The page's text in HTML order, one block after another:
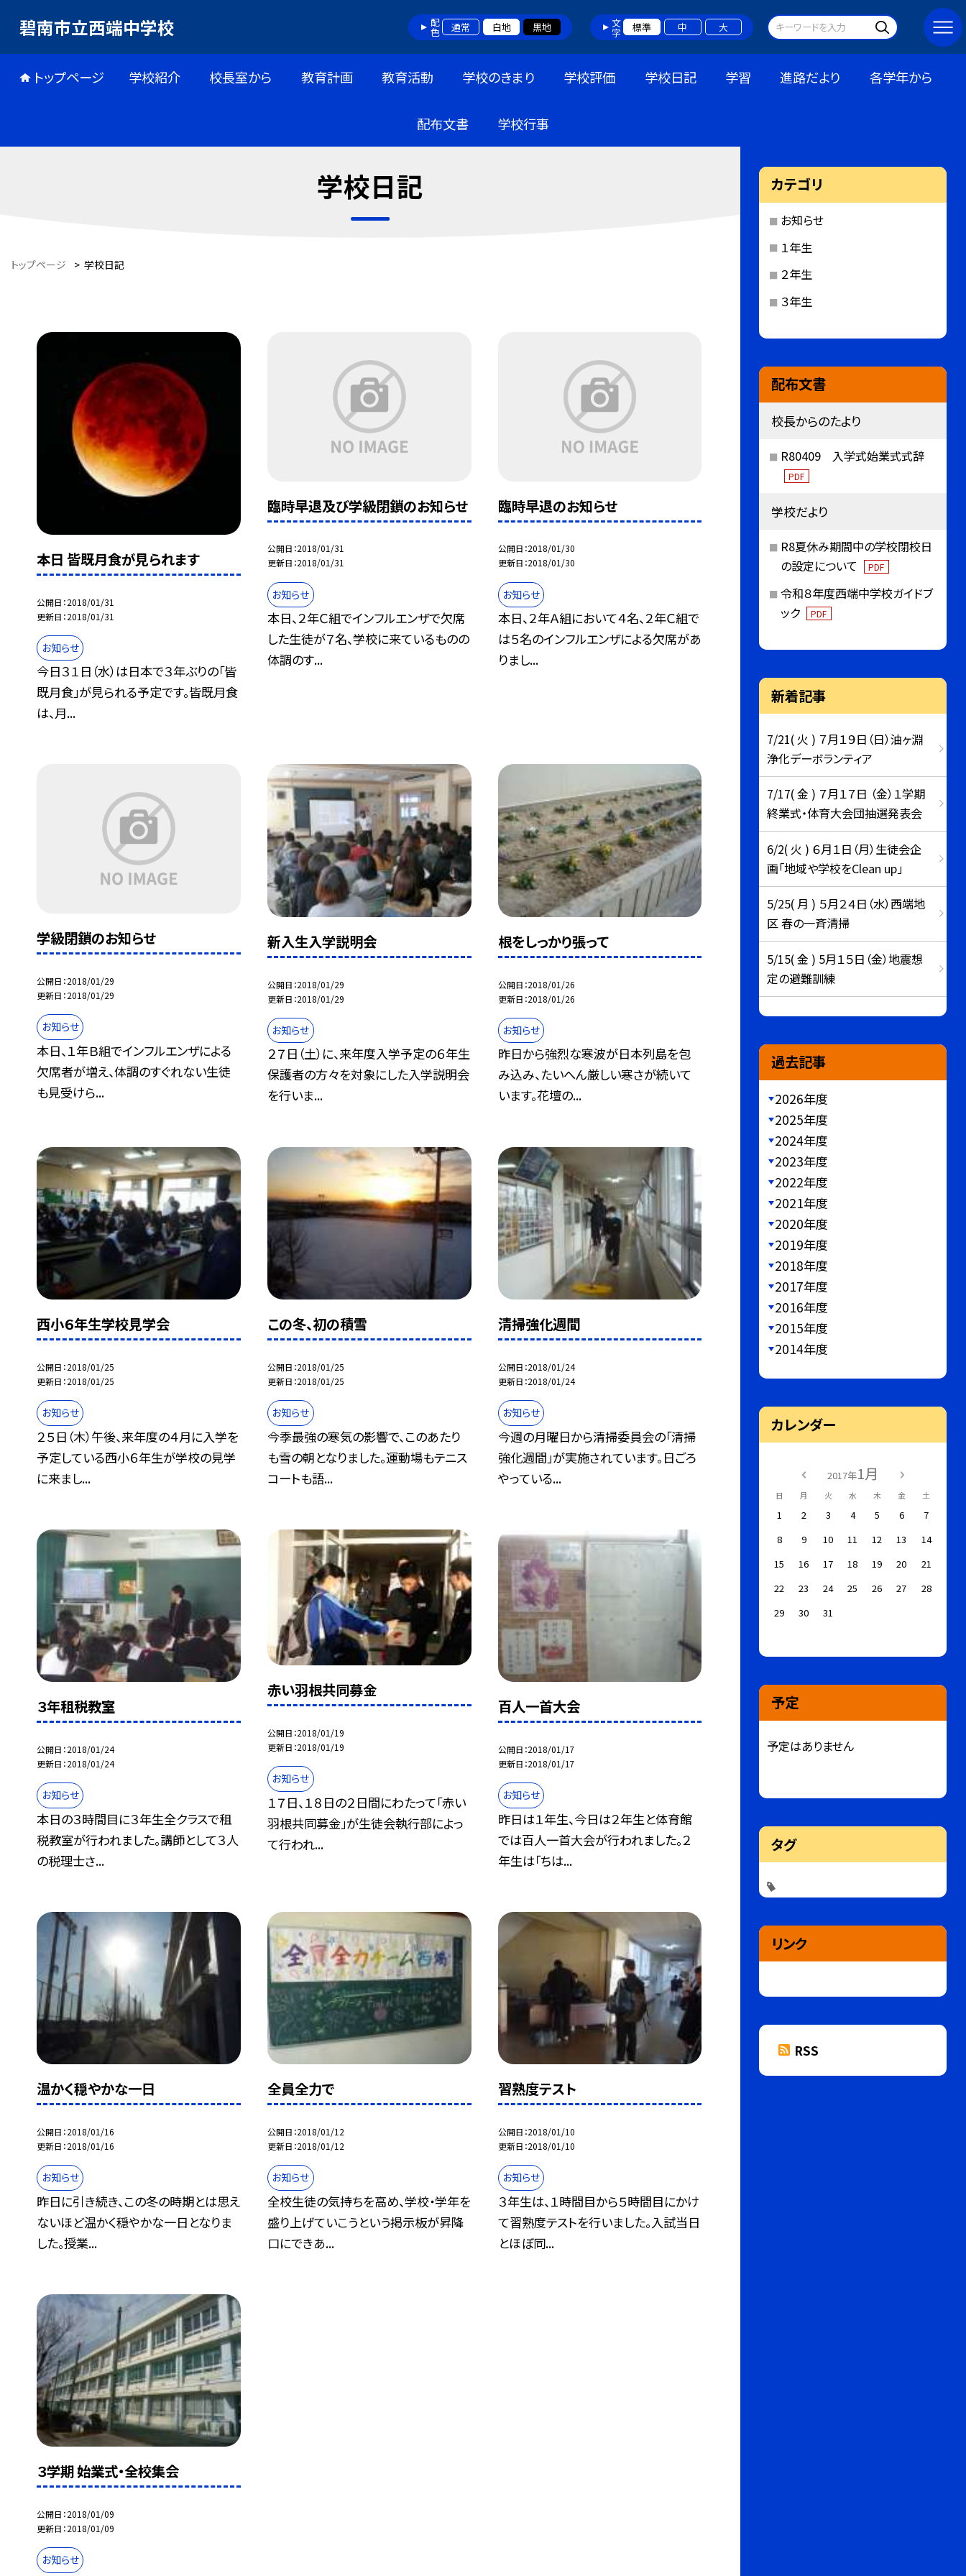
碧南市立西端中学校 配色 通常 白地 黒地 文字 標準 中 大
トップページ 学校紹介 校長室から 教育計画 教育活動 学校のきまり 学校評価 学校日記 学習 進路だより 各学年から
配布文書 学校行事
学校日記
トップページ > 学校日記
本日 皆既月食が見られます
公開日 2018/01/31
更新日 2018/01/31
お知らせ
今日３１日（水）は日本で３年ぶりの「皆
既月食」が見られる予定です。皆既月食
は、月...
臨時早退及び学級閉鎖のお知らせ
公開日 2018/01/31
更新日 2018/01/31
お知らせ
本日、２年Ｃ組でインフルエンザで欠席
した生徒が７名、学校に来ているものの
体調のす...
臨時早退のお知らせ
公開日 2018/01/30
更新日 2018/01/30
お知らせ
本日、２年Ａ組において４名、２年Ｃ組で
は５名のインフルエンザによる欠席があ
りまし...
学級閉鎖のお知らせ
公開日 2018/01/29
更新日 2018/01/29
お知らせ
本日、１年Ｂ組でインフルエンザによる
欠席者が増え、体調のすぐれない生徒
も見受けら...
新入生入学説明会
公開日 2018/01/29
更新日 2018/01/29
お知らせ
２７日（土）に、来年度入学予定の６年生
保護者の方々を対象にした入学説明会
を行いま...
根をしっかり張って
公開日 2018/01/26
更新日 2018/01/26
お知らせ
昨日から強烈な寒波が日本列島を包
み込み、たいへん厳しい寒さが続いて
います。花壇の...
西小６年生学校見学会
公開日 2018/01/25
更新日 2018/01/25
お知らせ
２５日（木）午後、来年度の４月に入学を
予定している西小６年生が学校の見学
に来まし...
この冬、初の積雪
公開日 2018/01/25
更新日 2018/01/25
お知らせ
今季最強の寒気の影響で、このあたり
も雪の朝となりました。運動場もテニス
コートも語...
清掃強化週間
公開日 2018/01/24
更新日 2018/01/24
お知らせ
今週の月曜日から清掃委員会の「清掃
強化週間」が実施されています。日ごろ
やっている...
３年租税教室
公開日 2018/01/24
更新日 2018/01/24
お知らせ
本日の３時間目に３年生全クラスで租
税教室が行われました。講師として３人
の税理士さ...
赤い羽根共同募金
公開日 2018/01/19
更新日 2018/01/19
お知らせ
１７日、１８日の２日間にわたって「赤い
羽根共同募金」が生徒会執行部によっ
て行われ...
百人一首大会
公開日 2018/01/17
更新日 2018/01/17
お知らせ
昨日は１年生、今日は２年生と体育館
では百人一首大会が行われました。２
年生は「ちは...
温かく穏やかな一日
公開日 2018/01/16
更新日 2018/01/16
お知らせ
昨日に引き続き、この冬の時期とは思え
ないほど温かく穏やかな一日となりま
した。授業...
全員全力で
公開日 2018/01/12
更新日 2018/01/12
お知らせ
全校生徒の気持ちを高め、学校・学年を
盛り上げていこうという掲示板が昇降
口にできあ...
習熟度テスト
公開日 2018/01/10
更新日 2018/01/10
お知らせ
３年生は、１時間目から５時間目にかけ
て習熟度テストを行いました。入試当日
とほぼ同...
３学期 始業式・全校集会
公開日 2018/01/09
更新日 2018/01/09
お知らせ
カテゴリ
お知らせ
１年生
２年生
３年生
配布文書
校長からのたより
R80409 入学式始業式式辞
PDF
学校だより
R8夏休み期間中の学校閉校日
の設定について
PDF
令和８年度西端中学校ガイドブ
ック
PDF
新着記事
7/21( 火 ) ７月１９日（日）油ヶ淵
浄化デーボランティア
7/17( 金 ) ７月１７日 （金）１学期
終業式・体育大会団抽選発表会
6/2( 火 ) ６月１日（月）生徒会企
画「地域や学校をClean up」
5/25( 月 ) ５月２４日（水）西端地
区 春の一斉清掃
5/15( 金 ) 5月１５日（金）地震想
定の避難訓練
過去記事
2026年度
2025年度
2024年度
2023年度
2022年度
2021年度
2020年度
2019年度
2018年度
2017年度
2016年度
2015年度
2014年度
カレンダー
2017年1月
日 月 火 水 木 金 土
1 2 3 4 5 6
7
8
9 10 11 12 13
14
15
16 17 18 19 20
21
22
23 24 25 26 27
28
29
30 31
予定
予定はありません
タグ
リンク
RSS